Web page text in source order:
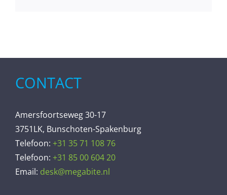
CONTACT
Amersfoortseweg 30-17
3751LK, Bunschoten-Spakenburg
Telefoon: +31 35 71 108 76
Telefoon: +31 85 00 604 20
Email: desk@megabite.nl